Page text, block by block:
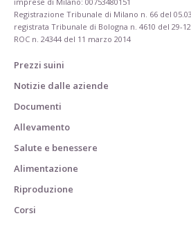
Registrazione Tribunale di Milano n. 66 del
registrata Tribunale di Bologna n. 4610 del 29-
ROC n. 24344 del 11 marzo 2014
Prezzi suini
Notizie dalle aziende
Documenti
Allevamento
Salute e benessere
Alimentazione
Riproduzione
Corsi